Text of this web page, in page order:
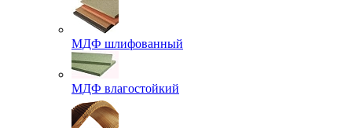
МДФ шлифованный
МДФ влагостойкий